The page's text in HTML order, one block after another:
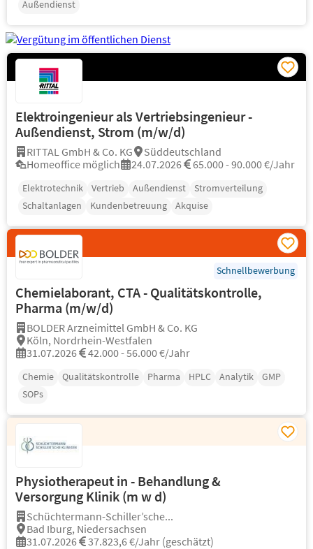
Außendienst
Elektroingenieur als Vertriebsingenieur -
Außendienst, Strom (m/w/d)
RITTAL GmbH & Co. KG
Süddeutschland
Homeoffice möglich
24.07.2026 65.000 - 90.000 €/Jahr
Elektrotechnik Vertrieb Außendienst
Stromverteilung
Schaltanlagen
Kundenbetreuung Akquise
Schnellbewerbung
Chemielaborant, CTA - Qualitätskontrolle,
Pharma (m/w/d)
BOLDER Arzneimittel GmbH & Co. KG
Köln, Nordrhein-Westfalen
31.07.2026
42.000 - 56.000 €/Jahr
Chemie Qualitätskontrolle Pharma HPLC Analytik
GMP
SOPs
Physiotherapeut in - Behandlung &
Versorgung Klinik (m w d)
Schüchtermann-Schiller’sche...
Bad Iburg, Niedersachsen
31.07.2026
37.823,6 €/Jahr (geschätzt)